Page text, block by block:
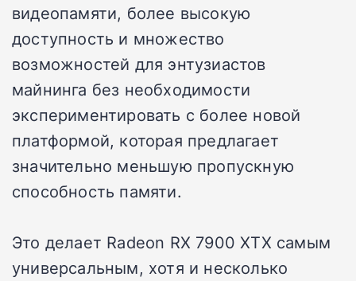
видеопамяти, более высокую
доступность и множество
возможностей для энтузиастов
майнинга без необходимости
экспериментировать с более новой
платформой, которая предлагает
значительно меньшую пропускную
способность памяти.
Это делает Radeon RX 7900 XTX самым
универсальным, хотя и несколько